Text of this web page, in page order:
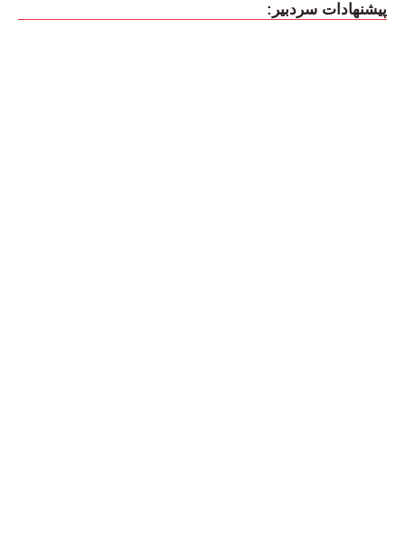
پیشنهادات سردبیر: